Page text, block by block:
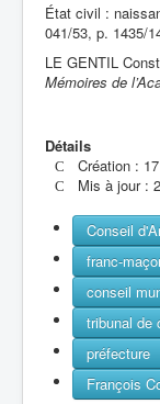
État civil :
041/53, p. 1435/
LE GENTIL
Mémoires de
Détails
Création :
Mis à jour :
Conseil
franc-
conseil
tribunal de
préfecture
François